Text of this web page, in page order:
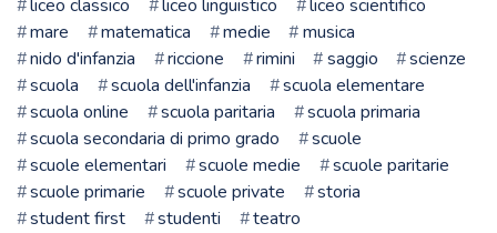
liceo classico
liceo linguistico
liceo scientifico
mare
matematica medie
musica
nido d'infanzia
riccione rimini saggio
scienze
scuola
scuola dell'infanzia
scuola elementare
scuola online
scuola paritaria
scuola primaria
scuola secondaria di primo grado
scuole
scuole elementari
scuole medie
scuole paritarie
scuole primarie
scuole private
storia
student first
studenti teatro